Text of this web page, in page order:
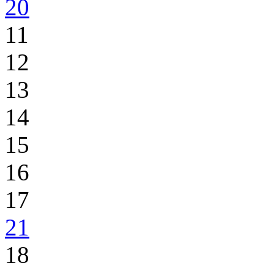
20
11
12
13
14
15
16
17
21
18